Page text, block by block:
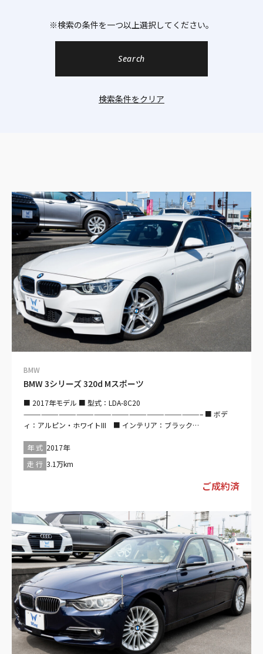
※検索の条件を一つ以上選択してください。
BMW
BMW 3シリーズ 320d Mスポーツ
■ 2017年モデル ■ 型式：LDA-8C20
——————————————————————————————– ■ ボデ
ィ：アルピン・ホワイトIII ■ インテリア：ブラック
3.1万km ■ ボディタイプ：セダン ■ 駆動方式：2WD ■ ハンド
ル：右 ■ ミッション：フロアMTモード付8AT ■ 排気量：
2000cc ■ 乗車定員：5名 ■ エンジン種別：ディーゼル ■ ドア
数：4枚 ——————————————————————————————–
【セールスポイント】 禁煙・ディーゼルターボ・純正ナビ・LEDヘ
プ・アンビエント・パワーシート・Bluetooth
——————————————————————————————– 【装備仕
様】 ■ 安全装備 ・パワステ・ABS・衝突被害軽減ブレーキ・アダプ
ティブクルーズコントロール・レーンキープアシスト・障害物セン
サー・エアバッグ：運転席/助手席/サイド/カーテン・カメラ：－/
－/バック・モニター：ブラインドスポット/－・横滑り防止装置・
アイドリングストップ ■ 快適装備 ・過給器設定モデル・エアコ
ン・クーラー・カーナビ：HDD・TV：フルセグ・映像：DVD/－・オ
ーディオ：CD/－/ミュージックサーバー・ミュージックプレイヤー
接続可・ETC・ドライブレコーダー ■ インテリア・・ ・キーレス・
スマートキー・パワーウインドウ・電動シート ■ エクステリア ・
ヘッドライト：LED・フロントフォグランプ・アルミホイール
——————————————————————————————– 【車検：
年 式 2017年
走 行 3.1万km
ご成約済